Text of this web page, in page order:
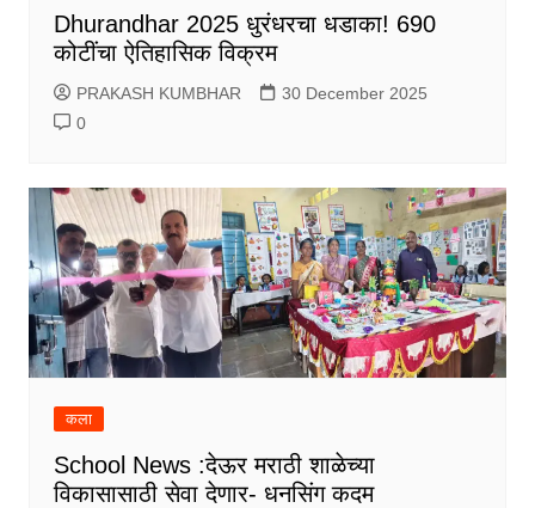
Dhurandhar 2025 धुरंधरचा धडाका! 690
कोटींचा ऐतिहासिक विक्रम
PRAKASH KUMBHAR
30 December 2025
0
कला
School News :देऊर मराठी शाळेच्या
विकासासाठी सेवा देणार- धनसिंग कदम